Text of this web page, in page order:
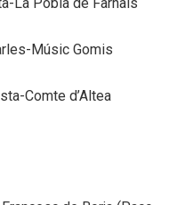
Músic Gomis
Comte d’Altea